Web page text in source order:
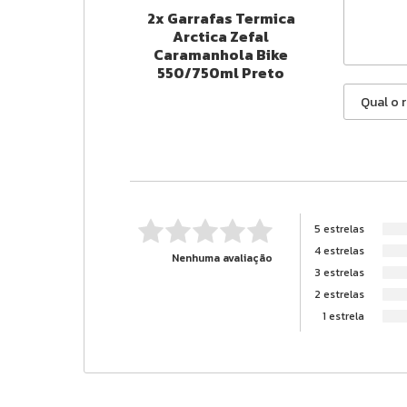
2x Garrafas Termica
Arctica Zefal
Caramanhola Bike
550/750ml Preto
Nenhuma avaliação
5 estrelas
4 estrelas
3 estrelas
2 estrelas
1 estrela